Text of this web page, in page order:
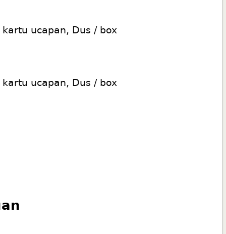
ucapan, Dus / box
ucapan, Dus / box